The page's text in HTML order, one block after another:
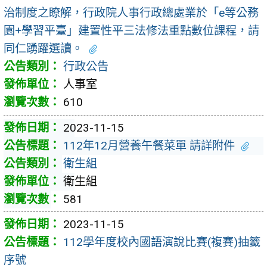
治制度之瞭解，行政院人事行政總處業於「e等公務
園+學習平臺」建置性平三法修法重點數位課程，請
同仁踴躍選讀。
行政公告
人事室
610
2023-11-15
112年12月營養午餐菜單 請詳附件
衛生組
衛生組
581
2023-11-15
112學年度校內國語演說比賽(複賽)抽籤
序號